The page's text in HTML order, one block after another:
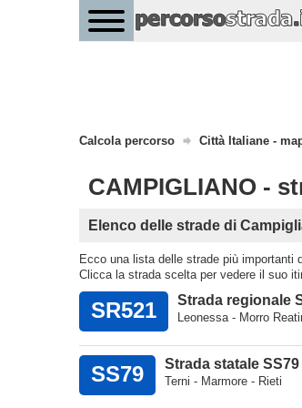
Calcola percorso Città Italiane -
CAMPIGLIANO -
Elenco delle strade di
Ecco una lista delle strade più importanti
Clicca la strada scelta per vedere il suo
SR521 Strada regionale
Leonessa - Morro
SS79 Strada statale
Terni - Marmore - Rieti